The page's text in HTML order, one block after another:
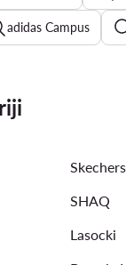
adidas Campus
Skechers
SHAQ
Lasocki